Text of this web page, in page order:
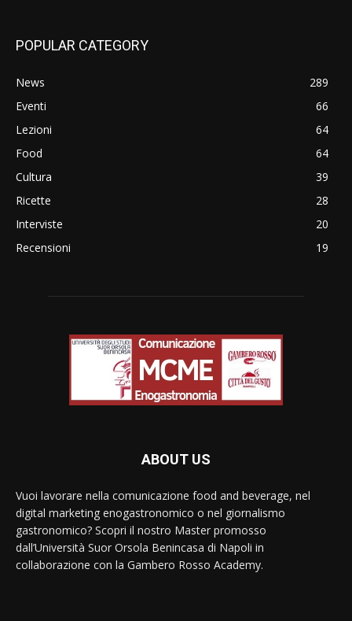
POPULAR CATEGORY
News
289
Eventi
66
Lezioni
64
Food
64
Cultura
39
Ricette
28
Interviste
20
Recensioni
19
ABOUT US
Vuoi lavorare nella comunicazione food and beverage, nel
digital marketing enogastronomico o nel giornalismo
gastronomico? Scopri il nostro Master promosso
dall’Università Suor Orsola Benincasa di Napoli in
collaborazione con la Gambero Rosso Academy.